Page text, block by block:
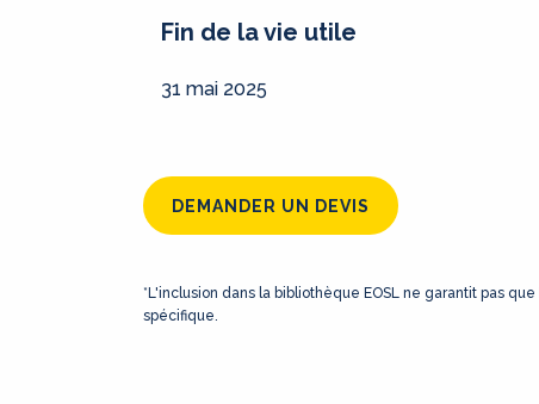
Fin de la vie utile
31 mai 2025
DEMANDER UN DEVIS
*L'inclusion dans la bibliothèque EOSL ne garantit pas
spécifique.